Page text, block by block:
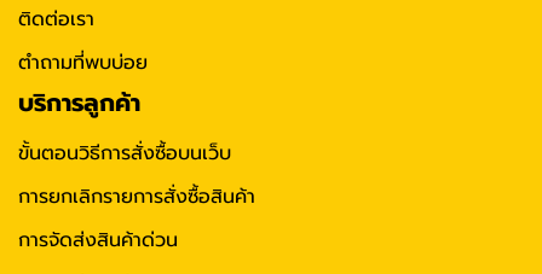
ติดต่อเรา
ตำถามที่พบบ่อย
บริการลูกค้า
ขั้นตอนวิธีการสั่งซื้อบนเว็บ
การยกเลิกรายการสั่งซื้อสินค้า
การจัดส่งสินค้าด่วน